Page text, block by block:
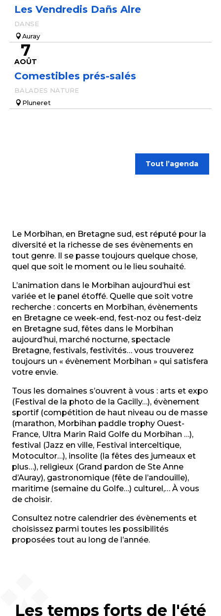
Les Vendredis Dañs Alre
DANSE
Auray
7
AOÛT
Comestibles prés-salés
BALADES NATURE
Pluneret
Tout l’agenda
Le Morbihan, en Bretagne sud, est réputé pour la
diversité et la richesse de ses évènements en
tout genre. Il se passe toujours quelque chose,
quel que soit le moment ou le lieu souhaité.
L’animation dans le Morbihan aujourd’hui est
variée et le panel étoffé. Quelle que soit votre
recherche : concerts en Morbihan, évènements
en Bretagne ce week-end, fest-noz ou fest-deiz
en Bretagne sud, fêtes dans le Morbihan
aujourd’hui, marché nocturne, spectacle
Bretagne, festivals, festivités… vous trouverez
toujours un « évènement Morbihan » qui satisfera
votre envie.
Tous les domaines s’ouvrent à vous : arts et expo
(Festival de la photo de la Gacilly…), évènement
sportif (compétition de haut niveau ou de masse
(marathon, Morbihan paddle trophy Ouest-
France, Ultra Marin Raid Golfe du Morbihan …),
festival (Jazz en ville, Festival interceltique,
Motocultor…), insolite (la fêtes des jumeaux et
plus…), religieux (Grand pardon de Ste Anne
d’Auray), gastronomique (fête de l’andouille),
maritime (semaine du Golfe…) culturel,… À vous
de choisir.
Consultez notre calendrier des évènements et
choisissez parmi toutes les possibilités
proposées tout au long de l’année.
Les temps forts de l'été